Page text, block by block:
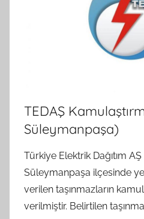
TEDAŞ
Süleymanpaşa)
Türkiye Elektrik Dağıtım
Süleymanpaşa ilçesinde
verilen taşınmazların
verilmiştir. Belirtilen